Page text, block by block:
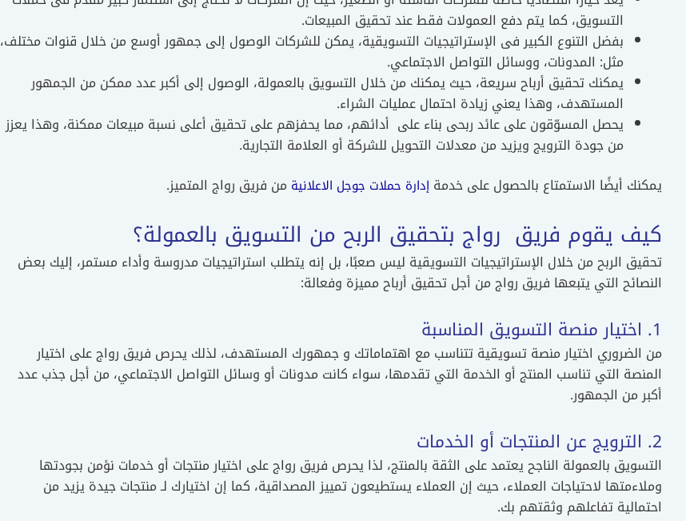
التسويق، كما يتم دفع العمولات فقط عند تحقيق المبيعات.
بفضل التنوع الكبير فى الإستراتيجيات التسويقية، يمكن للشركات الوصول إلى جمهور أوسع من خلال قنوات مختلف،
مثل: المدونات، ووسائل التواصل الاجتماعي.
يمكنك تحقيق أرباح سريعة، حيث يمكنك من خلال التسويق بالعمولة، الوصول إلى أكبر عدد ممكن من الجمهور
المستهدف، وهذا يعني زيادة احتمال عمليات الشراء.
يحصل المسوّقون على عائد ربحى بناء على أدائهم، مما يحفزهم على تحقيق أعلى نسبة مبيعات ممكنة، وهذا يعزز
من جودة الترويج ويزيد من معدلات التحويل للشركة أو العلامة التجارية.
يمكنك أيضًا الاستمتاع بالحصول على خدمة إدارة حملات جوجل الاعلانية من فريق رواج المتميز.
كيف يقوم فريق رواج بتحقيق الربح من التسويق بالعمولة؟
تحقيق الربح من خلال الإستراتيجيات التسويقية ليس صعبًا، بل إنه يتطلب استراتيجيات مدروسة وأداء مستمر، إليك بعض
النصائح التي يتبعها فريق رواج من أجل تحقيق أرباح مميزة وفعالة:
1. اختيار منصة التسويق المناسبة
من الضروري اختيار منصة تسويقية تتناسب مع اهتماماتك و جمهورك المستهدف، لذلك يحرص فريق رواج على اختيار
المنصة التي تناسب المنتج أو الخدمة التي تقدمها، سواء كانت مدونات أو وسائل التواصل الاجتماعي، من أجل جذب عدد
أكبر من الجمهور.
2. الترويج عن المنتجات أو الخدمات
التسويق بالعمولة الناجح يعتمد على الثقة بالمنتج، لذا يحرص فريق رواج على اختيار منتجات أو خدمات نؤمن بجودتها
وملاءمتها لاحتياجات العملاء، حيث إن العملاء يستطيعون تمييز المصداقية، كما إن اختيارك لـ منتجات جيدة يزيد من
احتمالية تفاعلهم وثقتهم بك.